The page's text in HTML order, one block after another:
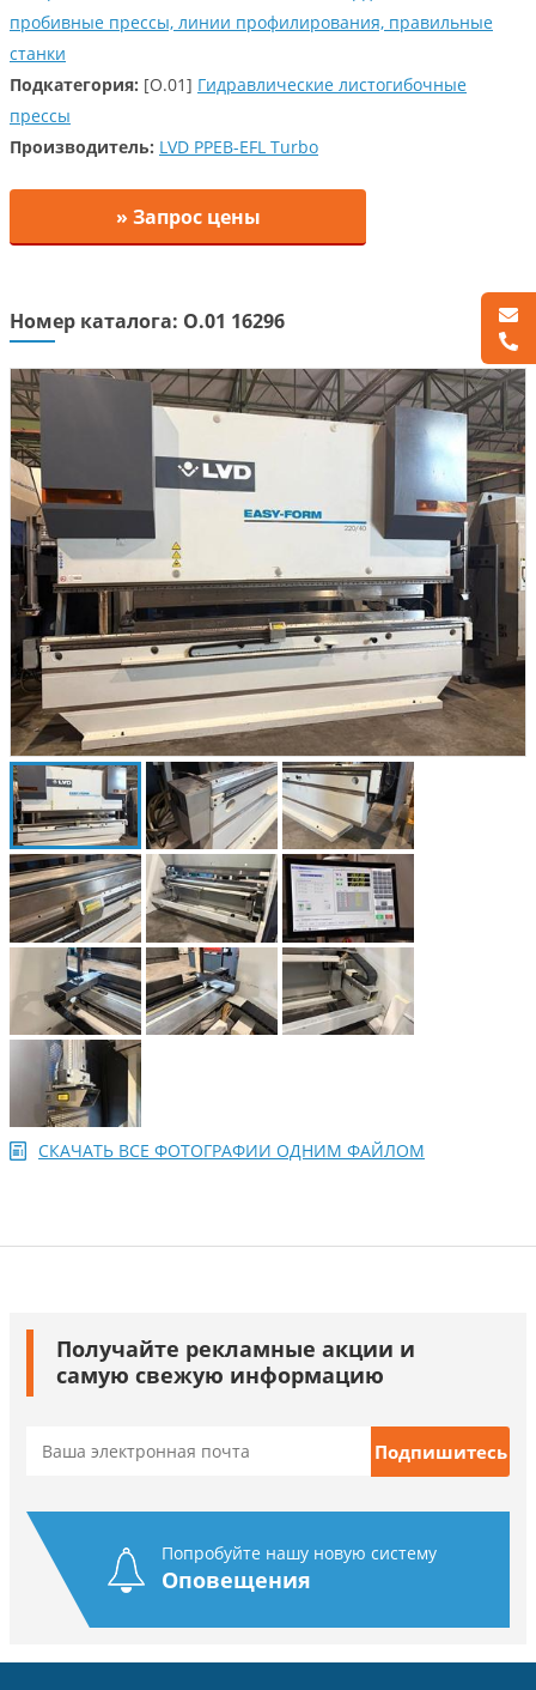
пробивные прессы, линии профилирования, правильные
станки
Подкатегория: [O.01] Гидравлические листогибочные
прессы
Производитель: LVD PPEB-EFL Turbo
» Запрос цены
Номер каталога: O.01 16296
СКАЧАТЬ ВСЕ ФОТОГРАФИИ ОДНИМ ФАЙЛОМ
Получайте рекламные акции и
самую свежую информацию
Попробуйте нашу новую систему
Оповещения